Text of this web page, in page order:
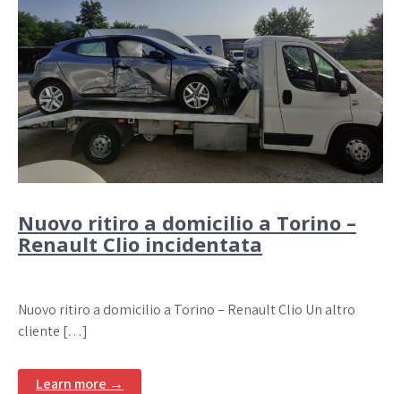
Nuovo ritiro a domicilio a Torino –
Renault Clio incidentata
Nuovo ritiro a domicilio a Torino – Renault Clio Un altro
cliente […]
Learn more →